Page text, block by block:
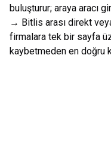
buluşturur; araya aracı
→ Bitlis arası direkt
firmalara tek bir sayfa
kaybetmeden en doğru